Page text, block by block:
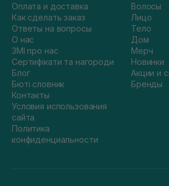
Оплата и доставка
Как сделать заказ
Ответы на вопросы
О нас
ЗМІ про нас
Сертифікати та нагороди
Блог
Бюті словник
Контакты
Условия использования
сайта
Политика
конфиденциальности
Волосы
Лицо
Тело
Дом
Мерч
Новинки
Акции и
Бренды